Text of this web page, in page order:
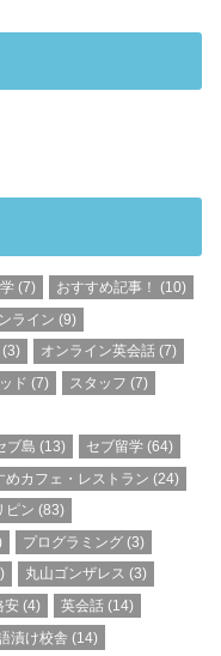
(7) おすすめ記事！ (10)
ライン (9)
オンライン英会話(7)
ド (7) スタッフ (7)
ブ島 (13) セブ留学(64)
めカフェ・レストラン (24)
ピン (83)
プログラミング(3)
丸山ゴンザレス (3)
安 (4) 英会話 (14)
漬け校舎 (14)